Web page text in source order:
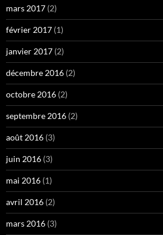
mars 2017 (2)
février 2017 (1)
janvier 2017 (2)
décembre 2016 (2)
octobre 2016 (2)
septembre 2016 (2)
août 2016 (3)
juin 2016 (3)
mai 2016 (1)
avril 2016 (2)
mars 2016 (3)